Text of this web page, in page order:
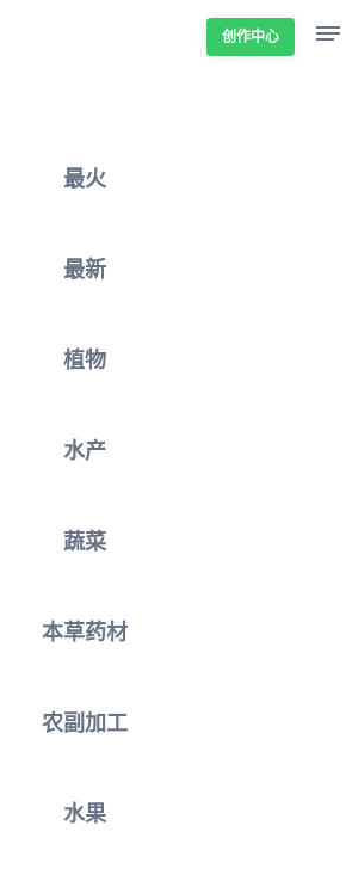
创作中心
最火
最新
植物
水产
蔬菜
本草药材
农副加工
水果